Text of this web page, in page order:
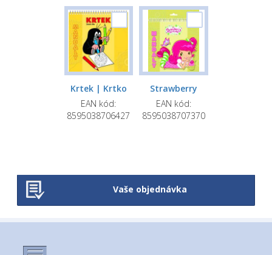
Školní hodiny A4
Rozvrh hodin s měřítkem
Rozvrh hodin A5 s podložkou
Záložky s 3D aplikací
Doprodej
Krtek | Krtko
EAN kód:
8595038706427
Strawberry
EAN kód:
8595038707370
Vaše objednávka